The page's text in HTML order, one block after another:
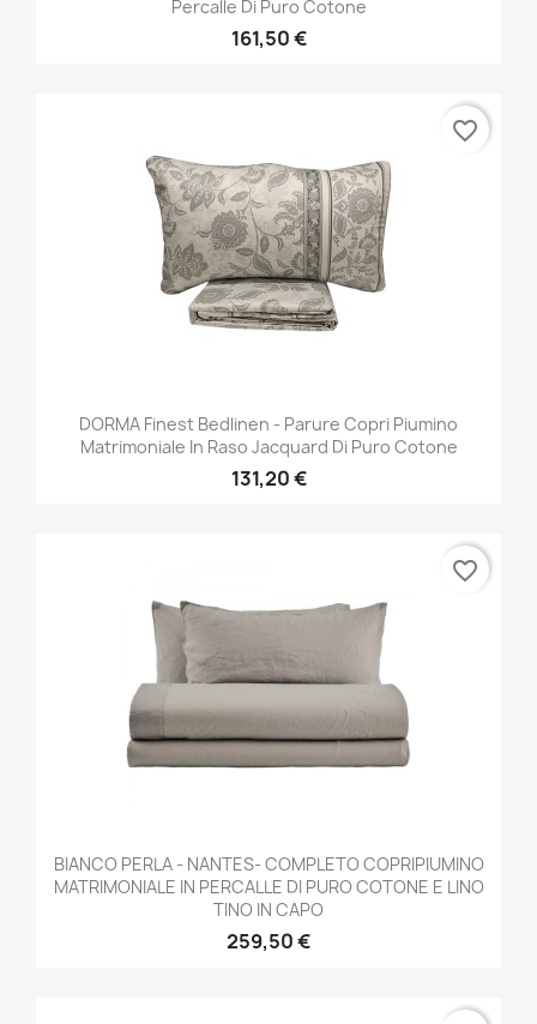
Percalle Di Puro Cotone
161,50 €
DORMA Finest Bedlinen - Parure Copri Piumino
Matrimoniale In Raso Jacquard Di Puro Cotone
131,20 €
favorite_border
BIANCO PERLA - NANTES- COMPLETO COPRIPIUMINO
MATRIMONIALE IN PERCALLE DI PURO COTONE E LINO
TINO IN CAPO
259,50 €
favorite_border